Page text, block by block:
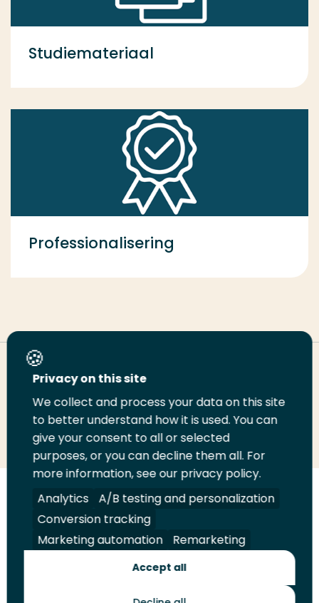
Studiemateriaal
Professionalisering
Deel deze pagina
Deel
LinkedIn
Deel
op
Twitter
Deel
op
Facebook
Email
deze
pagina
Print
deze
pagina
Volg
ons
op
LinkedIn
Volg
ons
op
Facebook
Volg
ons
op
YouTube
Volg
ons
op
Instagram
Juridisch Security A-Z Index
Contact
Privacy on this site
We collect and process your data on this site
to better understand how it is used. You can
give your consent to all or selected
purposes, or you can decline them all. For
more information, see our privacy policy.
Analytics
A/B testing and personalization
Conversion tracking
Marketing automation
Remarketing
Accept all